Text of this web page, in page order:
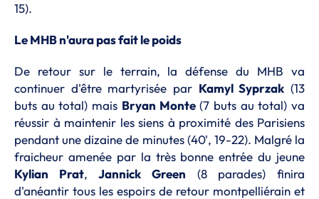
15).
Le MHB n'aura pas fait le poids
De retour sur le terrain, la défense du MHB va
continuer d'être martyrisée par Kamyl Syprzak (13
buts au total) mais Bryan Monte(7 buts au total) va
réussir à maintenir les siens à proximité des Parisiens
pendant une dizaine de minutes (40', 19-22). Malgré la
fraicheur amenée par la très bonne entrée du jeune
Kylian Prat,Jannick Green (8 parades) finira
d'anéantir tous les espoirs de retour montpelliérain et